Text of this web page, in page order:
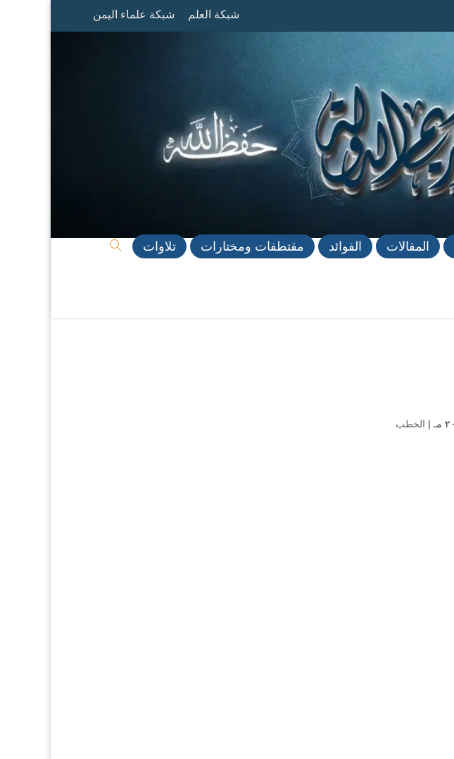
شبكة العلم شبكة علماء اليمن
المقالات الفوائد مقتطفات ومختارات تلاوات
الخطب